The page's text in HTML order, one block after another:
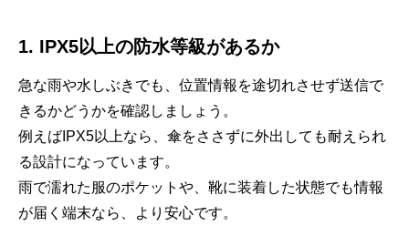
1. IPX5以上の防水等級があるか
急な雨や水しぶきでも、位置情報を途切れさせず送信で
きるかどうかを確認しましょう。
例えばIPX5以上なら、傘をささずに外出しても耐えられ
る設計になっています。
雨で濡れた服のポケットや、靴に装着した状態でも情報
が届く端末なら、より安心です。